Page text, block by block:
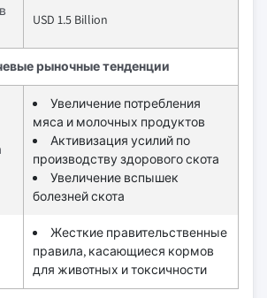
USD 1.5 Billion
рыночные тенденции
Увеличение потребления
мяса и молочных продуктов
Активизация усилий по
производству здорового скота
Увеличение вспышек
болезней скота
Жесткие правительственные
правила, касающиеся кормов
для животных и токсичности